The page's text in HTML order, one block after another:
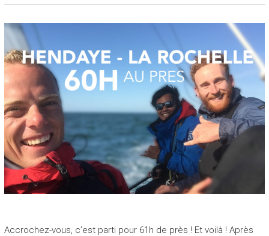
Accrochez-vous, c’est parti pour 61h de près ! Et voilà ! Après